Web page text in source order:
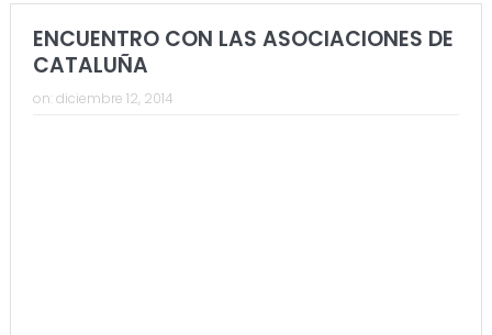
ENCUENTRO CON LAS ASOCIACIONES DE
CATALUÑA
on: diciembre 12, 2014